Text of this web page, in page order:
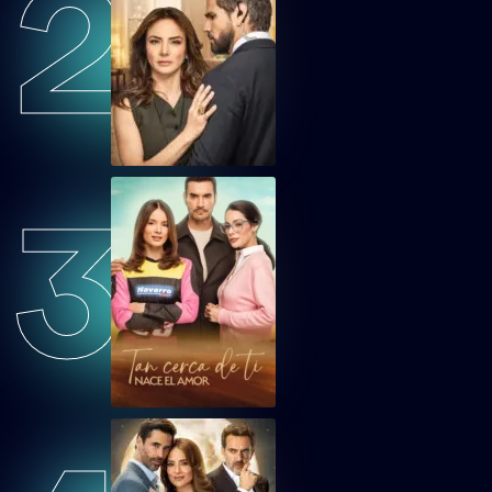
GDMV26
Guardián de mi Vida Capítulo 26
GDMV27
Guardián de mi Vida Capítulo 27
GDMV28
Guardián de mi Vida Capítulo 28
GDMV29
Guardián de mi Vida Capítulo 29
GDMV30
Guardián de mi Vida Capítulo 30
GDMVEP31
Guardián de mi Vida Capítulo 31
2
3